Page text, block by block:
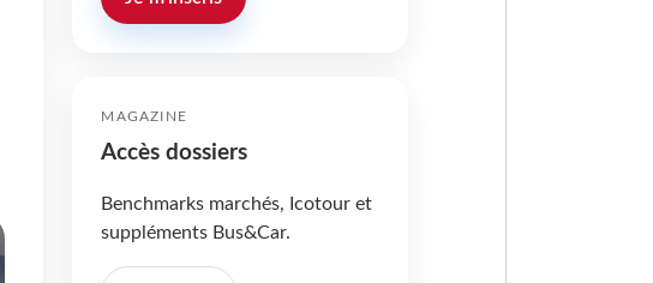
MAGAZINE
Accès dossiers
Benchmarks marchés, Icotour et
suppléments Bus&Car.